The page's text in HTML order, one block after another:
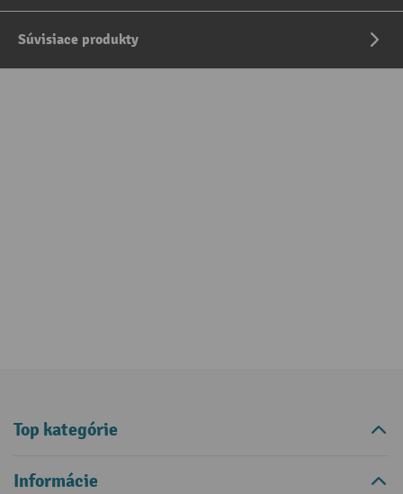
Súvisiace produkty
Top kategórie
Informácie